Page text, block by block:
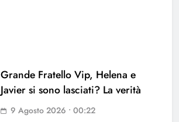
Grande Fratello Vip, Helena e
Javier si sono lasciati? La verità
9 Agosto 2026 • 00:22